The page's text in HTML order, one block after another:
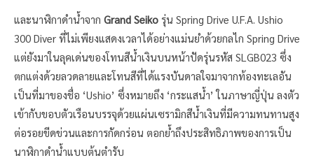
และนาฬิกาดำน้ำจาก Grand Seiko รุ่น Spring Drive U.F.A. Ushio
300 Diver ที่ไม่เพียงแสดงเวลาได้อย่างแม่นยำด้วยกลไก Spring Drive
แต่ยังมาในลุคเด่นของโทนสีน้ำเงินบนหน้าปัดรุ่นรหัส SLGB023 ซึ่ง
ตกแต่งด้วยลวดลายและโทนสีที่ได้แรงบันดาลใจมาจากท้องทะเลอัน
เป็นที่มาของชื่อ ‘Ushio’ ซึ่งหมายถึง ‘กระแสน้ำ’ ในภาษาญี่ปุ่น ลงตัว
เข้ากับขอบตัวเรือนบรรจุด้วยแผ่นเซรามิกสีน้ำเงินที่มีความทนทานสูง
ต่อรอยขีดข่วนและการกัดกร่อน ตอกย้ำถึงประสิทธิภาพของการเป็น
นาฬิกาดำน้ำแบบต้นตำรับ